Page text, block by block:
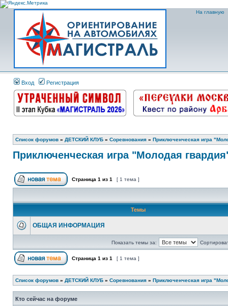
На главную
Вход Регистрация
Список форумов » ДЕТСКИЙ КЛУБ » Соревнования » Приключенческая игра
Приключенческая игра "Молодая
Страница 1 из 1 [ 1 тема ]
Темы
ОБЩАЯ ИНФОРМАЦИЯ
Показать темы за:
Страница 1 из 1 [ 1 тема ]
Список форумов » ДЕТСКИЙ КЛУБ » Соревнования » Приключенческая игра
Кто сейчас на форуме